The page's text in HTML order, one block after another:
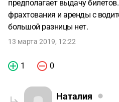
предполагает выдачу
фрахтования и аренды с
большой разницы нет.
13 марта 2019, 12:22
1 0
Наталия